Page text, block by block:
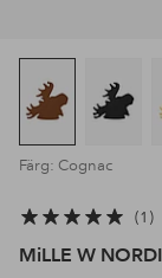
Färg: Cognac
1
MiLLE W